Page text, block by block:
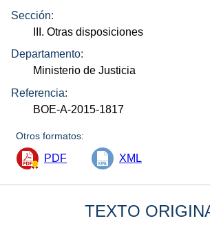
Sección:
III. Otras disposiciones
Departamento:
Ministerio de Justicia
Referencia:
BOE-A-2015-1817
Otros formatos:
PDF XML
TEXTO